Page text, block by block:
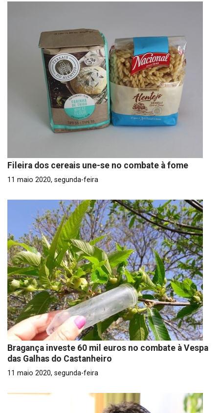
Fileira dos cereais une-se no combate à fome
11 maio 2020, segunda-feira
Bragança investe 60 mil euros no combate à Vespa
das Galhas do Castanheiro
11 maio 2020, segunda-feira